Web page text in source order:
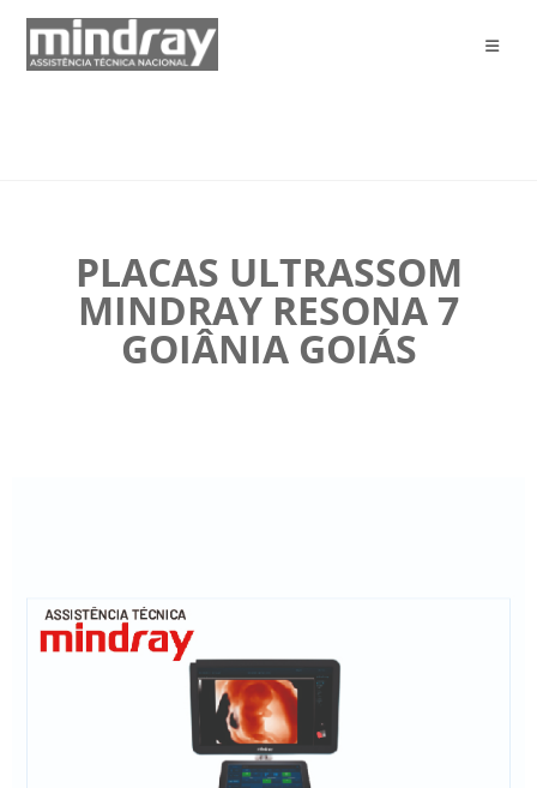
PLACAS ULTRASSOM
MINDRAY RESONA 7
GOIÂNIA GOIÁS